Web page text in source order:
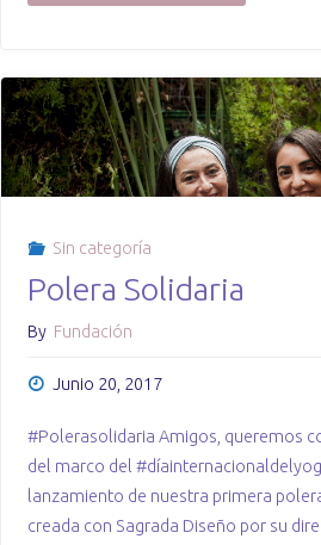
ciclo
de
Yoga
en
Sin categoría
Polera Solidaria
By Fundación
Junio 20, 2017
#Polerasolidaria Amigos, queremos
del marco del
lanzamiento de nuestra primera
creada con Sagrada Diseño por su